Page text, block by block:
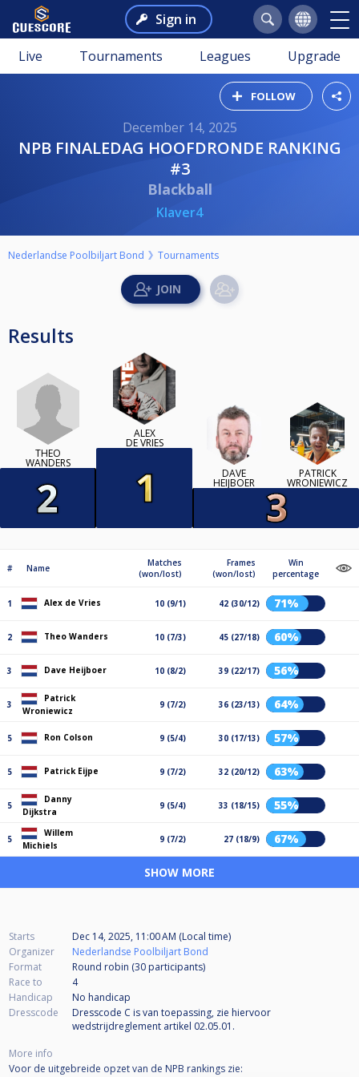
Sign in
Live Tournaments Leagues Upgrade
FOLLOW
December 14, 2025
NPB FINALEDAG HOOFDRONDE RANKING
#3
Blackball
Klaver4
Nederlandse Poolbiljart Bond Tournaments
Results
THEO
WANDERS
ALEX
DE VRIES
DAVE
HEIJBOER
PATRICK
WRONIEWICZ
# Name
Matches
(won/lost)
Frames
(won/lost)
Win
percentage
1 Alex de Vries 10 (9/1) 42 (30/12) 71%
2 Theo Wanders 10 (7/3) 45 (27/18) 60%
3 Dave Heijboer 10 (8/2) 39 (22/17) 56%
3
Patrick
Wroniewicz
9 (7/2) 36 (23/13) 64%
5 Ron Colson 9 (5/4) 30 (17/13) 57%
5 Patrick Eijpe 9 (7/2) 32 (20/12) 63%
5
Danny
Dijkstra
9 (5/4) 33 (18/15) 55%
5
Willem
Michiels
9 (7/2) 27 (18/9) 67%
SHOW MORE
Starts
Dec 14, 2025, 11:00 AM (Local time)
Organizer
Nederlandse Poolbiljart Bond
Format
Round robin (30 participants)
Race to
4
Handicap
No handicap
Dresscode
Dresscode C is van toepassing, zie hiervoor
wedstrijdreglement artikel 02.05.01.
More info
Voor de uitgebreide opzet van de NPB rankings zie: